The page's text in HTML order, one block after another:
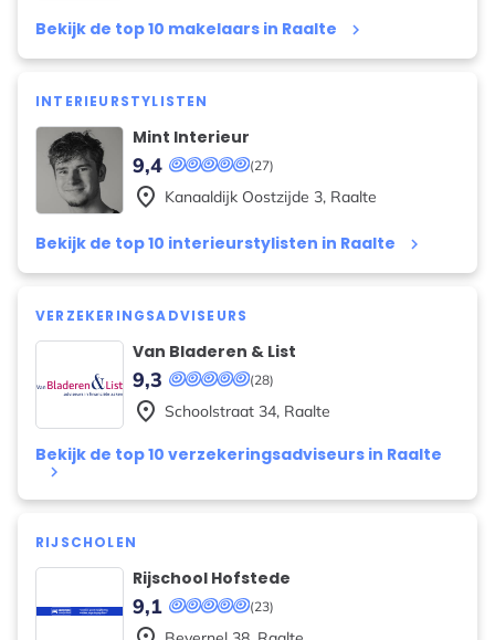
Bekijk de top 10 makelaars in Raalte keyboard_arrow_right
INTERIEURSTYLISTEN
Mint Interieur
(27)
9,4
Bekijk de top 10 interieurstylisten in Raalte keyboard_arrow_right
place Kanaaldijk Oostzijde 3, Raalte
VERZEKERINGSADVISEURS
Van Bladeren & List
(28)
9,3
Bekijk de top 10 verzekeringsadviseurs in Raalte
keyboard_arrow_right
place Schoolstraat 34, Raalte
RIJSCHOLEN
Rijschool Hofstede
(23)
9,1